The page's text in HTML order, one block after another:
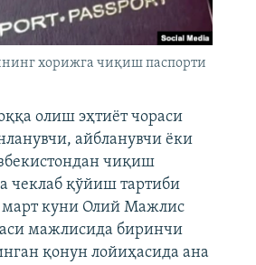
хорижга чиқиш паспорти
олиш эҳтиёт чораси
айбланувчи ёки
чиқиш
чеклаб қўйиш тартиби
март куни Олий Мажлис
мажлисида биринчи
қонун лойиҳасида ана